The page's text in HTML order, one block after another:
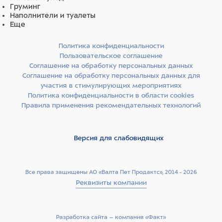
терапевтической концентрации, обеспечивая
уничтожение паразитов и защиту животных от реинвазии
в течение месяца. Стронгхолд относится к
соединениям (ЛД50 селамектина для мышей при
введении внутрь составляет 1600 мг/кг). Препарат
хорошо переносится собаками разных пород (включая
колли) и кошками.
УСЛОВИЯ ХРАНЕНИЯ
месте при температуре от 2°С до 30°С в местах,
Груминг
Наполнители и туалеты
Еще
Все права защищены АО «Валта Пет Продактс», 2014 - 2026
Реквизиты компании
Политика конфиденциальности
Пользовательское соглашение
Соглашение на обработку персональных данных
Соглашение на обработку персональных данных для
участия в стимулирующих мероприятиях
Политика конфиденциальности в области cookies
Правила применения рекомендательных технологий
Версия для слабовидящих
Разработка сайта –­ компания «Факт»